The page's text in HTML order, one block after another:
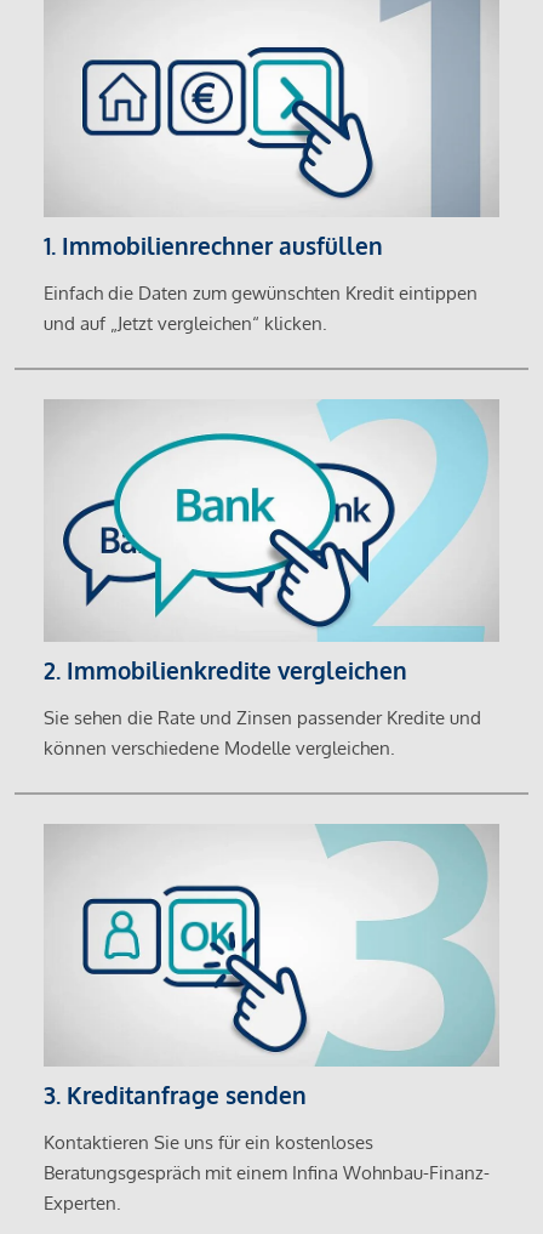
1. Immobilienrechner ausfüllen
Einfach die Daten zum gewünschten Kredit eintippen
und auf „Jetzt vergleichen“ klicken.
2. Immobilienkredite vergleichen
Sie sehen die Rate und Zinsen passender Kredite und
können verschiedene Modelle vergleichen.
3. Kreditanfrage senden
Kontaktieren Sie uns für ein kostenloses
Beratungsgespräch mit einem Infina Wohnbau-Finanz-
Experten.